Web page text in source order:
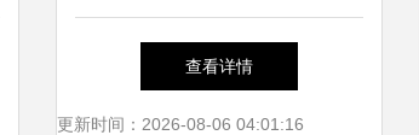
域的技术桥梁
查看详情
更新时间：2026-08-06 04:01:16